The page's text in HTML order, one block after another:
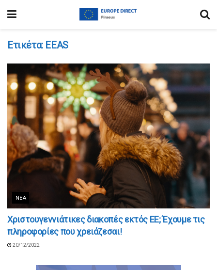
Ετικέτα: EEAS
ΝΈΑ
Χριστουγεννιάτικες διακοπές εκτός ΕΕ; Έχουμε τις
πληροφορίες που χρειάζεσαι!
20/12/2022